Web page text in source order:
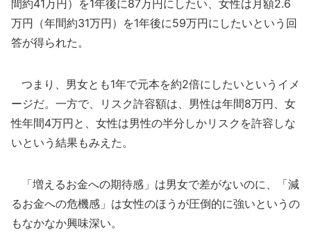
間約41万円）を1年後に87万円にしたい、女性は月額2.6
万円（年間約31万円）を1年後に59万円にしたいという回
答が得られた。
つまり、男女とも1年で元本を約2倍にしたいというイメ
ージだ。一方で、リスク許容額は、男性は年間8万円、女
性年間4万円と、女性は男性の半分しかリスクを許容しな
いという結果もみえた。
「増えるお金への期待感」は男女で差がないのに、「減
るお金への危機感」は女性のほうが圧倒的に強いというの
もなかなか興味深い。